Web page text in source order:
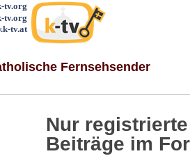
tv.org
tv.org
tv.at
Fernsehsender
Nur
Beiträge im